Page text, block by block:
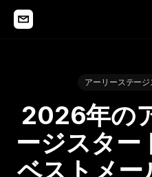
アーリーステー
2026年の
ージスター
ベストメー